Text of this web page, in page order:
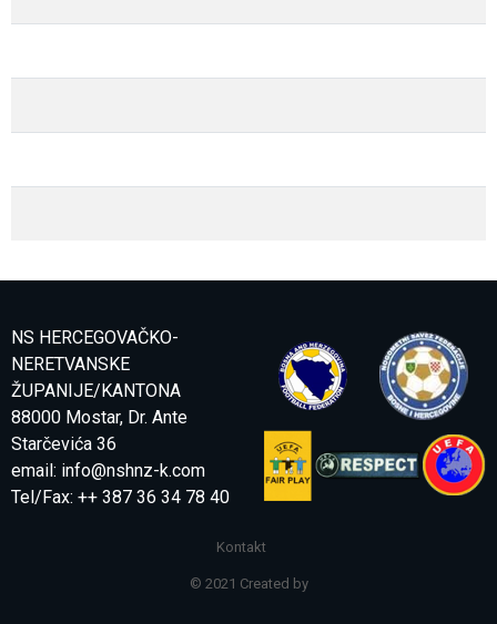
NS HERCEGOVAČKO-
NERETVANSKE
ŽUPANIJE/KANTONA
88000 Mostar, Dr. Ante
Starčevića 36
email: info@nshnz-k.com
Tel/Fax: ++ 387 36 34 78 40
Kontakt
© 2021 Created by